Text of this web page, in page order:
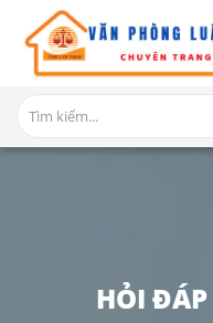
GIỚI
THIỆU
DỊCH
HỎI